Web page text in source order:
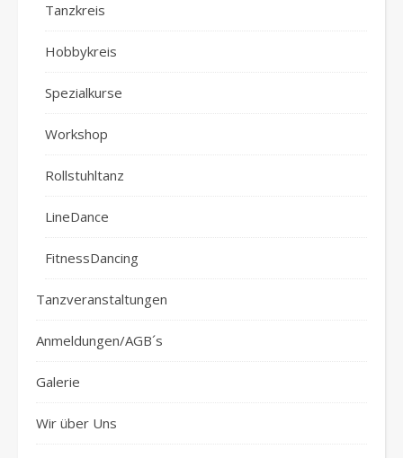
Tanzkreis
Hobbykreis
Spezialkurse
Workshop
Rollstuhltanz
LineDance
FitnessDancing
Tanzveranstaltungen
Anmeldungen/AGB´s
Galerie
Wir über Uns